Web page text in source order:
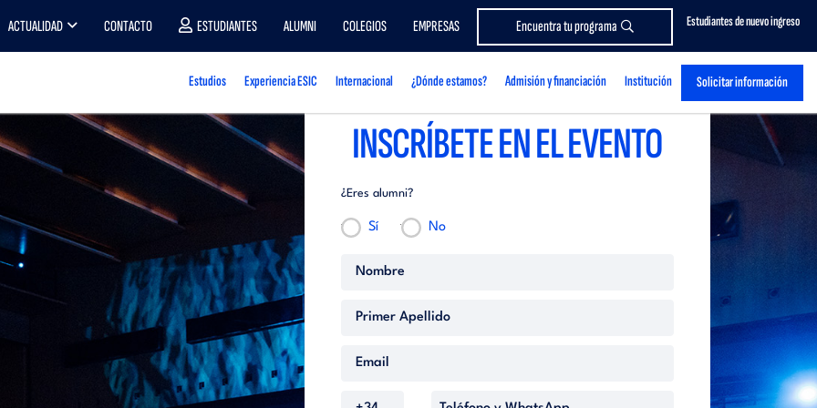
Estudiantes de nuevo ingreso
ACTUALIDAD CONTACTO ESTUDIANTES ALUMNI COLEGIOS EMPRESAS Encuentra tu programa
Estudios Experiencia ESIC Internacional ¿Dónde estamos? Admisión y financiación Institución Solicitar información
INSCRÍBETE EN EL EVENTO
¿Eres alumni?
Sí No